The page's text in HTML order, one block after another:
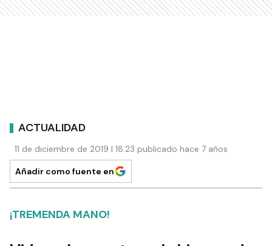
ACTUALIDAD
11 de diciembre de 2019 | 18:23 publicado hace 7 años
Añadir como fuente en
¡TREMENDA MANO!